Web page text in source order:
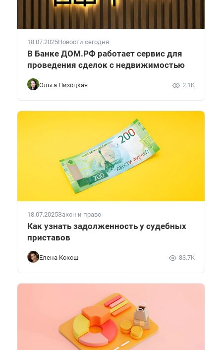
18.07.2025Новости сегодня
В Банке ДОМ.РФ работает сервис для
проведения сделок с недвижимостью
Ольга Пихоцкая 2.1K
18.07.2025Закон и право
Как узнать задолженность у судебных
приставов
Елена Кокош 83.7K